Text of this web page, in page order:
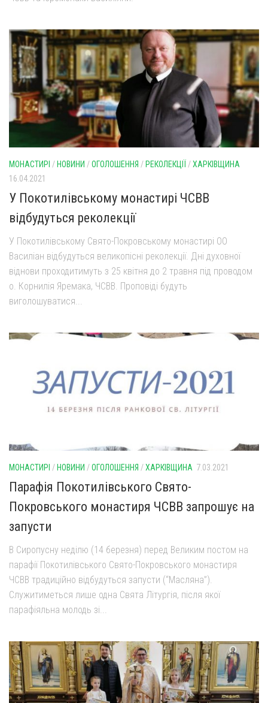
МОНАСТИРІ / НОВИНИ /ОГОЛОШЕННЯ / РЕКОЛЕКЦІЇ /ХАРКІВЩИНА
16.04.2021
У Покотилівському монастирі ЧСВВ
відбудуться реколекції
У Покотилівському Свято-Покровському монастирі ОО
Василіан відбудуться великопісні реколекції. Дні духовної
віднови проходитимуть з 25 квітня до 2 травня під проводом
о. Корнилія Яремака, ЧСВВ. Проповіді будуть
виголошуватися...
МОНАСТИРІ / НОВИНИ /ОГОЛОШЕННЯ /ХАРКІВЩИНА 7.03.2021
Парафія Покотилівського Свято-
Покровського монастиря ЧСВВ запрошує на
запусти
В Сиропусну неділю (14 березня) перед Великим постом на
парафії Покотилівського Свято-Покровського монастиря
ЧСВВ традиційно відбудуться запусти (“Масляна”).
Служитиметься лише одна Свята Літургія, після якої
парафіяльна молодь зі...